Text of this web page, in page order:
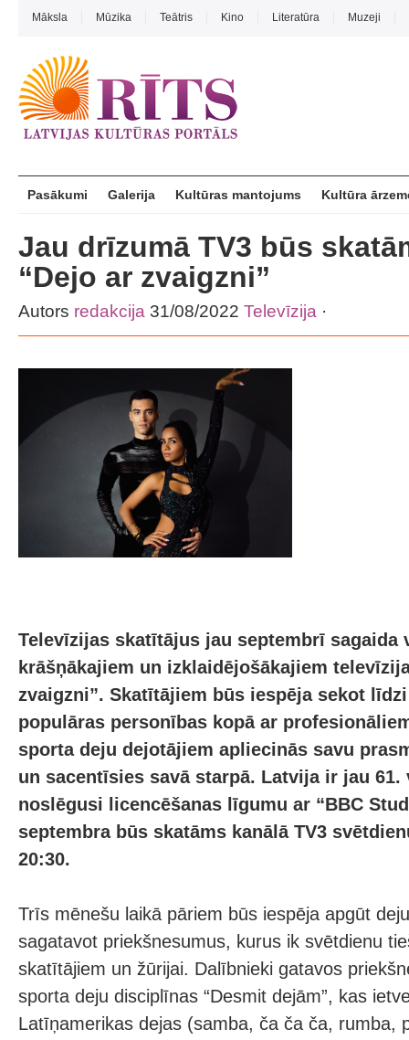
Māksla Mūzika Teātris Kino Literatūra Muzeji
Pasākumi Galerija Kultūras mantojums Kultūra
Jau drīzumā TV3 būs
“Dejo ar zvaigzni”
Autors redakcija 31/08/2022 Televīzija ·
Televīzijas skatītājus jau septembrī sagaida
krāšņākajiem un izklaidējošākajiem
zvaigzni”. Skatītājiem būs iespēja sekot
populāras personības kopā ar
sporta deju dejotājiem apliecinās savu
un sacentīsies savā starpā. Latvija ir jau 61.
noslēgusi licencēšanas līgumu ar “BBC
septembra būs skatāms kanālā TV3
20:30.
Trīs mēnešu laikā pāriem būs iespēja apgūt
sagatavot priekšnesumus, kurus ik svētdienu
skatītājiem un žūrijai. Dalībnieki gatavos
sporta deju disciplīnas “Desmit dejām”, kas
Latīņamerikas dejas (samba, ča ča ča, rumba,